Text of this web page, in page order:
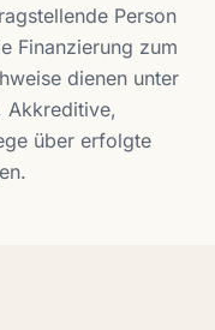
Person
Finanzierung zum
dienen unter
Akkreditive,
über erfolgte